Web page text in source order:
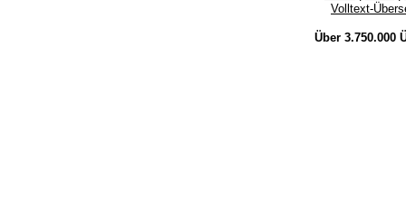
Volltext-
Über 3.750.000